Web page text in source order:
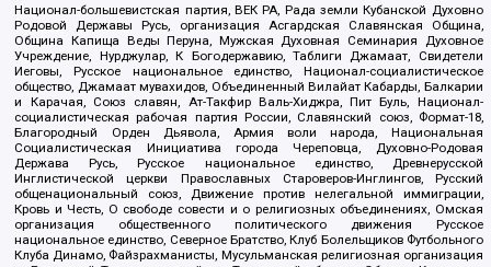
Национал-большевистская партия, ВЕК РА, Рада земли Кубанской Духовно
Родовой Державы Русь, организация Асгардская Славянская Община,
Община Капища Веды Перуна, Мужская Духовная Семинария Духовное
Учреждение, Нурджулар, К Богодержавию, Таблиги Джамаат, Свидетели
Иеговы, Русское национальное единство, Национал-социалистическое
общество, Джамаат мувахидов, Объединенный Вилайат Кабарды, Балкарии
и Карачая, Союз славян, Ат-Такфир Валь-Хиджра, Пит Буль, Национал-
социалистическая рабочая партия России, Славянский союз, Формат-18,
Благородный Орден Дьявола, Армия воли народа, Национальная
Социалистическая Инициатива города Череповца, Духовно-Родовая
Держава Русь, Русское национальное единство, Древнерусской
Инглистической церкви Православных Староверов-Инглингов, Русский
общенациональный союз, Движение против нелегальной иммиграции,
Кровь и Честь, О свободе совести и о религиозных объединениях, Омская
организация общественного политического движения Русское
национальное единство, Северное Братство, Клуб Болельщиков Футбольного
Клуба Динамо, Файзрахманисты, Мусульманская религиозная организация